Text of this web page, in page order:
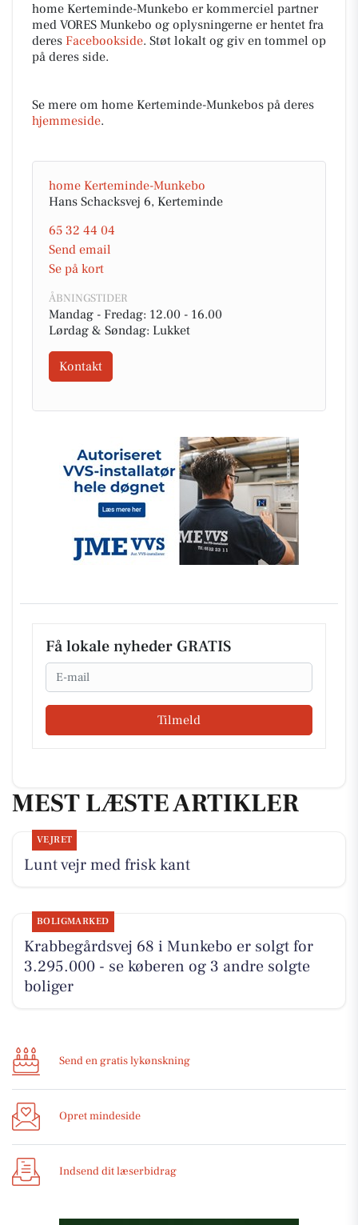
home Kerteminde-Munkebo er kommerciel partner
med VORES Munkebo og oplysningerne er hentet fra
deres Facebookside. Støt lokalt og giv en tommel op
på deres side.
Se mere om home Kerteminde-Munkebos på deres
hjemmeside.
home Kerteminde-Munkebo
Hans Schacksvej 6, Kerteminde
65 32 44 04
Send email
Se på kort
ÅBNINGSTIDER
Mandag - Fredag: 12.00 - 16.00
Lørdag & Søndag: Lukket
Kontakt
Få lokale nyheder GRATIS
Email
Tilmeld
MEST LÆSTE ARTIKLER
VEJRET
Lunt vejr med frisk kant
BOLIGMARKED
Krabbegårdsvej 68 i Munkebo er solgt for
3.295.000 - se køberen og 3 andre solgte
boliger
Send en gratis lykønskning
Opret mindeside
Indsend dit læserbidrag